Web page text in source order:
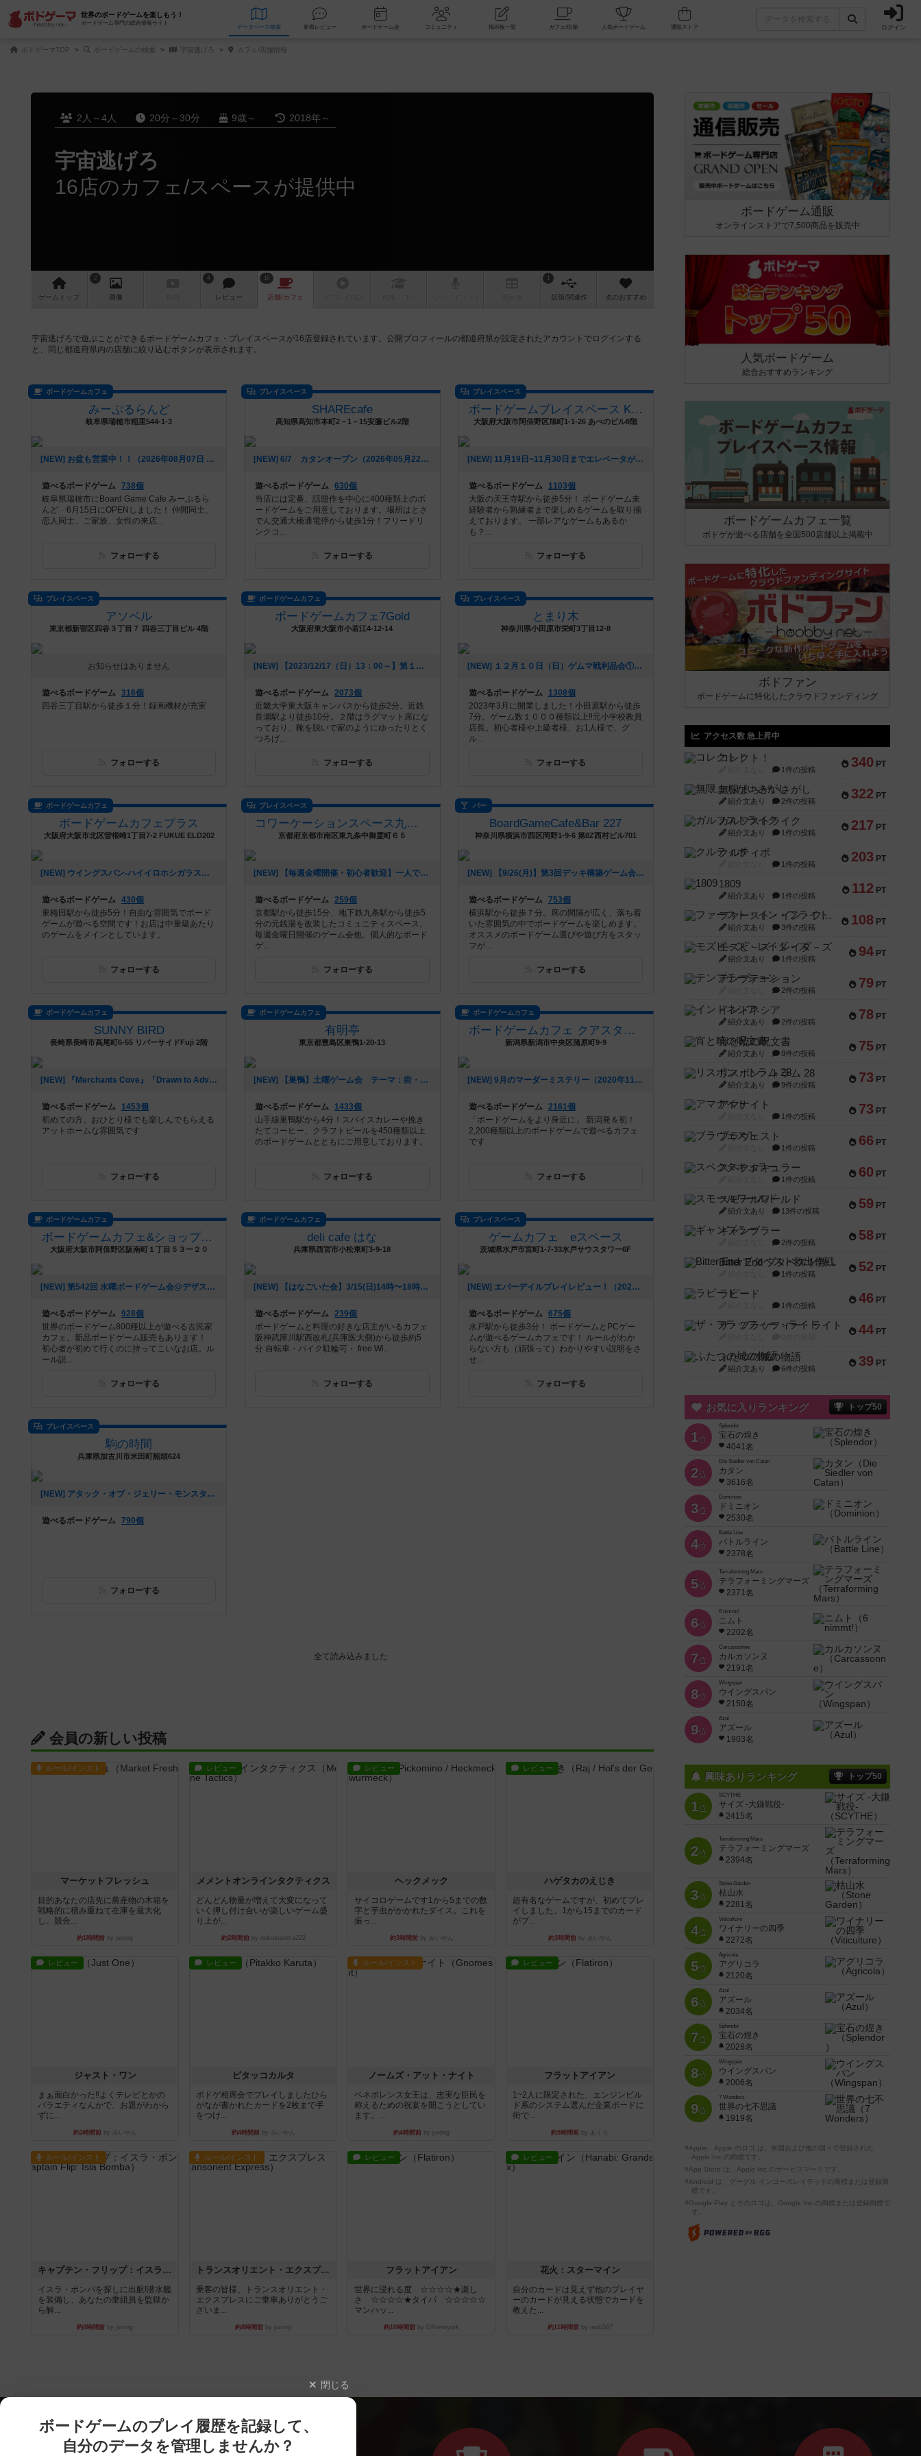
世界のボードゲームを楽しもう！
ボードゲーム専門の総合情報サイト
データベース 検索 新着レビュー ボードゲーム会 コミュニティ 掲示板一覧 カフェ/店舗 人気ボードゲーム ログイン
ボドゲーマTOP ボードゲームの検索 宇宙逃げろ カフェ/店舗情報
2人～4人 20分～30分 9歳～ 2018年～
宇宙逃げろ
16店のカフェ/スペースが提供中
ゲーム トップ
2
画像
4
レビュー
16
店舗/カフェ
1
拡張/関連作 次のおすすめ
宇宙逃げろで遊ぶことができるボードゲームカフェ・プレイスペースが16店登録されています。公開プロフィールの都道府県が設定されたアカウントでログインする
と、同じ都道府県内の店舗に絞り込むボタンが表示されます。
ボードゲームカフェ
みーぷるらんど
岐阜県瑞穂市稲里544-1-3
[NEW] お盆も営業中！！（2026年08月07日 00時53分）
遊べるボードゲーム 738個
岐阜県瑞穂市にBoard Game Cafe みーぷるら
んど 6月15日にOPENしました！ 仲間同士、
恋人同士、ご家族、女性の来店...
フォローする
プレイスペース
SHAREcafe
高知県高知市本町2－1－15安藤ビル2階
[NEW] 6/7 カタンオープン（2026年05月22日 08時24分）
遊べるボードゲーム 630個
当店には定番、話題作を中心に400種類上のボ
ードゲームをご用意しております。場所はとさ
でん交通大橋通電停から徒歩1分！フリードリ
ンクコ...
フォローする
プレイスペース
ボードゲームプレイスペース Kinked Tail
大阪府大阪市阿倍野区旭町1-1-26 あべのビル8階
[NEW] 11月19日~11月30日までエレベータが使えなくなります。（2025年10月20日 16時13分）
遊べるボードゲーム
1103個
大阪の天王寺駅から徒歩5分！ ボードゲーム未
経験者から熟練者まで楽しめるゲームを取り揃
えております。 一部レアなゲームもあるか
も？...
フォローする
プレイスペース
アソベル
東京都新宿区四谷３丁目７ 四谷三丁目ビル 4階
お知らせはありません
遊べるボードゲーム 316個
四谷三丁目駅から徒歩１分！録画機材が充実
フォローする
ボードゲームカフェ
ボードゲームカフェ7Gold
大阪府東大阪市小若江4-12-14
[NEW] 【2023/12/17（日）13：00～】第１回七金ウォーハンマー部（2023年12月06日 16時25分）
遊べるボードゲーム 2073個
近畿大学東大阪キャンパスから徒歩2分。近鉄
長瀬駅より徒歩10分。２階はラグマット席にな
っており、靴を脱いで家のようにゆったりとく
つろげ...
フォローする
プレイスペース
とまり木
神奈川県小田原市栄町3丁目12-8
[NEW] １２月１０日（日）ゲムマ戦利品会①（2023年11月30日 18時05分）
遊べるボードゲーム
1308個
2023年3月に開業しました！小田原駅から徒歩
7分。ゲーム数１０００種類以上‼️元小学校教員
店長。初心者様や上級者様、お1人様で、グ
ル...
フォローする
ボードゲームカフェ
ボードゲームカフェプラス
大阪府大阪市北区曽根崎1丁目7-2 FUKUE ELD202
[NEW] ウイングスパン-ハイイロホシガラス（2023年11月12日 14時46分）
遊べるボードゲーム 430個
東梅田駅から徒歩5分！自由な雰囲気でボード
ゲームが遊べる空間です！お店は中量級あたり
のゲームをメインとしています。
フォローする
プレイスペース
コワーケーションスペース九条湯
京都府京都市南区東九条中御霊町６５
[NEW] 【毎週金曜開催・初心者歓迎】一人で来ても遊べる京都九条湯金曜ボードゲーム会（2023年03月23日 21時37分）
遊べるボードゲーム 259個
京都駅から徒歩15分、地下鉄九条駅から徒歩5
分の元銭湯を改装したコミュニティスペース。
毎週金曜日開催のゲーム会他、個人的なボード
ゲ...
フォローする
バー
BoardGameCafe&Bar 227
神奈川県横浜市西区岡野1-9-6 第8Z西村ビル701
[NEW] 【9/26(月)】第3回デッキ構築ゲーム会【初プレイ歓迎】（2022年09月11日 20時39分）
遊べるボードゲーム 753個
横浜駅から徒歩７分。席の間隔が広く、落ち着
いた雰囲気の中でボードゲームを楽しめます。
オススメのボードゲーム選びや遊び方をスタッ
フが...
フォローする
ボードゲームカフェ
SUNNY BIRD
長崎県長崎市高尾町6-55 リバーサイドFuji 2階
[NEW] 『Merchants Cove』「Drawn to Adventure」概要説明動画アップしました。（2021年06月09日 16時06分）
遊べるボードゲーム
1453個
初めての方、おひとり様でも楽しんでもらえる
アットホームな雰囲気です
フォローする
ボードゲームカフェ
有明亭
東京都豊島区巣鴨1-20-13
[NEW] 【巣鴨】土曜ゲーム会 テーマ：街・地名のゲーム（2020年12月02日 17時54分）
遊べるボードゲーム
1433個
山手線巣鴨駅から4分！スパイスカレーや挽き
たてコーヒー、クラフトビールを450種類以上
のボードゲームとともにご用意しております。
フォローする
ボードゲームカフェ
ボードゲームカフェ クアスタ（Quasta）
新潟県新潟市中央区蒲原町9-9
[NEW] 9月のマーダーミステリー（2020年11月13日 23時07分）
遊べるボードゲーム 2161個
「ボードゲームをより身近に」 新潟発＆初！
2,200種類以上のボードゲームで遊べるカフェ
です
フォローする
ボードゲームカフェ
ボードゲームカフェ&ショップ-デザート＊スプーン(デザスプ)
大阪府大阪市阿倍野区阪南町１丁目５３ー２０
[NEW] 第542回 水曜ボードゲーム会@デザスプ（2020年06月08日 01時35分）
遊べるボードゲーム 928個
世界のボードゲーム800種以上が遊べる古民家
カフェ。新品ボードゲーム販売もあります！
初心者が初めて行くのに持ってこいなお店。ル
ール説...
フォローする
ボードゲームカフェ
deli cafe はな
兵庫県西宮市小松東町3-9-18
[NEW] 【はなごいた会】3/15(日)14時〜18時【第27回】（2020年03月06日 16時16分）
遊べるボードゲーム 239個
ボードゲームと料理の好きな店主がいるカフェ
阪神武庫川駅西改札(兵庫医大側)から徒歩約5
分 自転車・バイク駐輪可・ free Wi...
フォローする
プレイスペース
ゲームカフェ eスペース
茨城県水戸市宮町1-7-33水戸サウスタワー6F
[NEW] エバーデイルプレイレビュー！（2020年01月27日 20時43分）
遊べるボードゲーム 675個
水戸駅から徒歩3分！ ボードゲームとPCゲー
ムが遊べるゲームカフェです！ ルールがわか
らない方も（頑張って）わかりやすい説明をさ
せ...
フォローする
プレイスペース
駒の時間
兵庫県加古川市米田町船頭624
[NEW] アタック・オブ・ジェリー・モンスター限定タイルをゲットしよう！（2018年04月23日 01時28分）
遊べるボードゲーム 790個
フォローする
レビュー レビュー ルール/インスト レビュー
ルール/インスト ルール/インスト レビュー レビュー
ボードゲーム通販
オンラインストアで7,500商品を販売中
人気ボードゲーム
総合おすすめランキング
ボードゲームカフェ一覧
ボドゲが遊べる店舗を全国500店舗以上掲載中
ボドファン
ボードゲームに特化したクラウドファンディング
アクセス数 急上昇中
340 PT
コレクト！
1件の投稿
322 PT
無限まちがいさがし
紹介文あり 2件の投稿
217 PT
ガルフストライク
紹介文あり 1件の投稿
203 PT
クルティボ
1件の投稿
112 PT
1809
紹介文あり 1件の投稿
108 PT
ファースト・イン・フライト
紹介文あり 3件の投稿
94 PT
モズビ－ズ・レイダ－ズ
紹介文あり 1件の投稿
79 PT
テンプテーション
2件の投稿
78 PT
インドネシア
紹介文あり 2件の投稿
75 PT
宵と暁の呪文書
紹介文あり 8件の投稿
73 PT
リスボン・トラム 28
紹介文あり 9件の投稿
73 PT
アマナイト
1件の投稿
66 PT
ブラヴェスト
1件の投稿
60 PT
スペクタキュラー
1件の投稿
59 PT
スモールワールド
紹介文あり 13件の投稿
58 PT
ギャンブラー
2件の投稿
52 PT
Bitter End ブタペスト救出作戦
1件の投稿
46 PT
ラピード
1件の投稿
44 PT
ザ・フラッフィー・ライト
39 PT
ふたつの城の物語
紹介文あり 6件の投稿
お気に入りランキング トップ50
1位
Splendor
宝石の煌き
4041名
2位
Die Siedler von Catan
カタン
3616名
3位
Dominion
ドミニオン
2530名
4位
Battle Line
バトルライン
2378名
5位
Terraforming Mars
テラフォーミングマーズ
2371名
6位
6 nimmt!
ニムト
2202名
7位
Carcassonne
カルカソンヌ
2191名
8位
Wingspan
ウイングスパン
2150名
9位
Azul
アズール
1903名
興味ありランキング トップ50
1位
SCYTHE
サイズ -大鎌戦役-
2415名
2位
Terraforming Mars
テラフォーミングマーズ
2394名
3位
Stone Garden
枯山水
2281名
4位
Viticulture
ワイナリーの四季
2272名
5位
Agricola
アグリコラ
2120名
6位
Azul
アズール
2034名
7位
Splendor
宝石の煌き
2028名
8位
Wingspan
ウイングスパン
2006名
9位
7 Wonders
世界の七不思議
1919名
※Apple、Apple のロゴ は、米国および他の国々で登録された
Apple Inc.の商標です。
※App Store は、Apple Inc.のサービスマークです。
※Android は、グーグル インコーポレイテッドの商標または登録商
標です。
※Google Play とそのロゴは、Google Inc.の商標または登録商標で
す。
ボードゲームのプレイ履歴を記録して、
自分のデータを管理しませんか？
約75,000人がボドゲーマを利用中！
ボドゲーマTOP ボードゲーム通販 おすすめボードゲーム ボードゲームカフェ 運営者情報